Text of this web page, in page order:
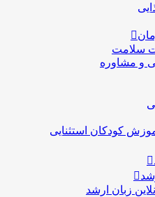
سلامت
و مشاوره
کودکان استثنایی
زبان ارشد